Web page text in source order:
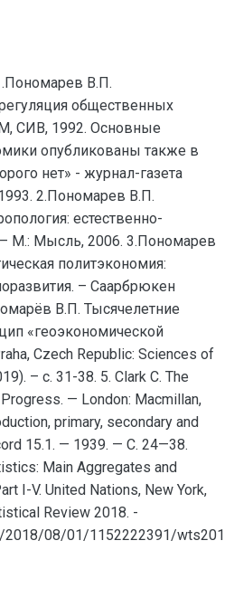
В.П.
общественных
СИВ, 1992. Основные
опубликованы также в
нет» - журнал-газета
2.Пономарев В.П.
естественно-
– М.: Мысль, 2006. 3.Пономарев
политэкономия:
– Саарбрюкен
В.П. Тысячелетние
«геоэкономической
Czech Republic: Sciences of
– c. 31-38. 5. Clark C. The
— London: Macmillan,
primary, secondary and
15.1. — 1939. — С. 24—38.
Main Aggregates and
I-V. United Nations, New York,
Review 2018. -
2018/08/01/1152222391/wts201